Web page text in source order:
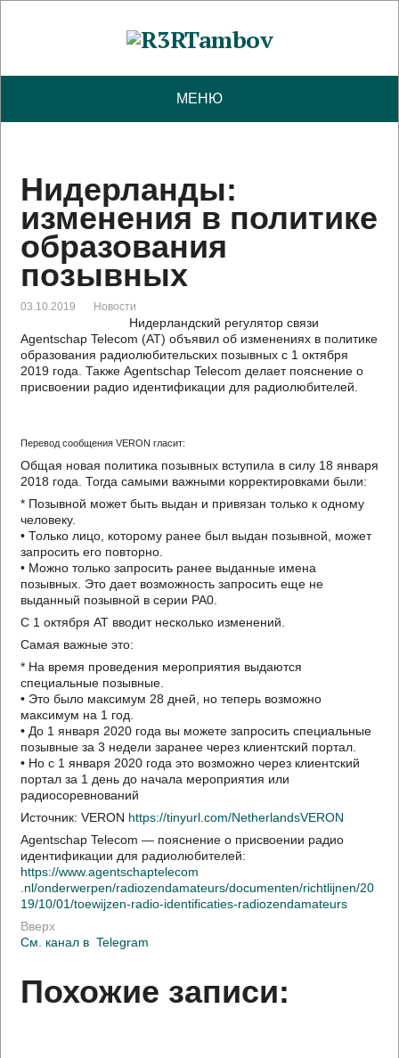
МЕНЮ
Нидерланды:
изменения в политике
образования
позывных
03.10.2019 Новости
Нидерландский регулятор связи
Agentschap Telecom (AT) объявил об изменениях в политике
образования радиолюбительских позывных с 1 октября
2019 года. Также Agentschap Telecom делает пояснение о
присвоении радио идентификации для радиолюбителей.
Перевод сообщения VERON гласит:
Общая новая политика позывных вступила в силу 18 января
2018 года. Тогда самыми важными корректировками были:
* Позывной может быть выдан и привязан только к одному
человеку.
• Только лицо, которому ранее был выдан позывной, может
запросить его повторно.
• Можно только запросить ранее выданные имена
позывных. Это дает возможность запросить еще не
выданный позывной в серии PA0.
С 1 октября AT вводит несколько изменений.
Самая важные это:
* На время проведения мероприятия выдаются
специальные позывные.
• Это было максимум 28 дней, но теперь возможно
максимум на 1 год.
• До 1 января 2020 года вы можете запросить специальные
позывные за 3 недели заранее через клиентский портал.
• Но с 1 января 2020 года это возможно через клиентский
портал за 1 день до начала мероприятия или
радиосоревнований
Источник: VERON https://tinyurl.com/NetherlandsVERON
Agentschap Telecom — пояснение о присвоении радио
идентификации для радиолюбителей:
https://www.agentschaptelecom
.nl/onderwerpen/radiozendamateurs/documenten/richtlijnen/20
19/10/01/toewijzen-radio-identificaties-radiozendamateurs
Вверх
См. канал в Telegram
Похожие записи: